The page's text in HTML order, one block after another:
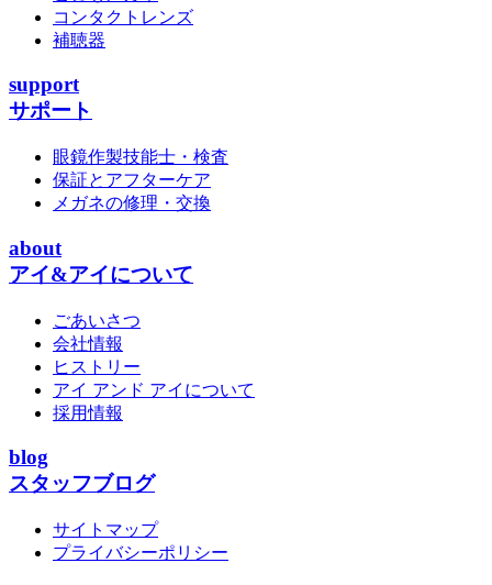
コンタクトレンズ
補聴器
support
サポート
眼鏡作製技能士・検査
保証とアフターケア
メガネの修理・交換
about
アイ&アイについて
ごあいさつ
会社情報
ヒストリー
アイ アンド アイについて
採用情報
blog
スタッフブログ
サイトマップ
プライバシーポリシー